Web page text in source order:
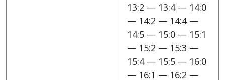
13:2 — 13:4 — 14:0
— 14:2 — 14:4 —
14:5 — 15:0 — 15:1
— 15:2 — 15:3 —
15:4 — 15:5 — 16:0
— 16:1 — 16:2 —